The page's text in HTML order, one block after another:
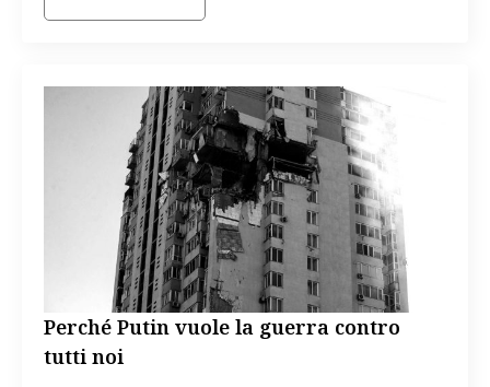
Perché Putin vuole la guerra contro
tutti noi